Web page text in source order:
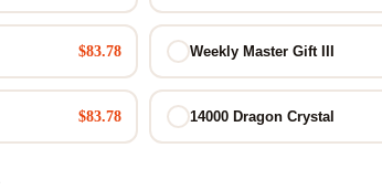
$83.78 Weekly Master Gift III
$83.78 14000 Dragon Crystal